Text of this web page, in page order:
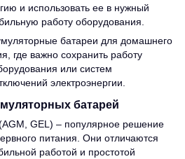
и использовать ее в нужный
работу оборудования.
батареи для домашнего
где важно сохранить работу
или систем
электроэнергии.
батарей
GEL) – популярное решение
питания. Они отличаются
работой и простотой